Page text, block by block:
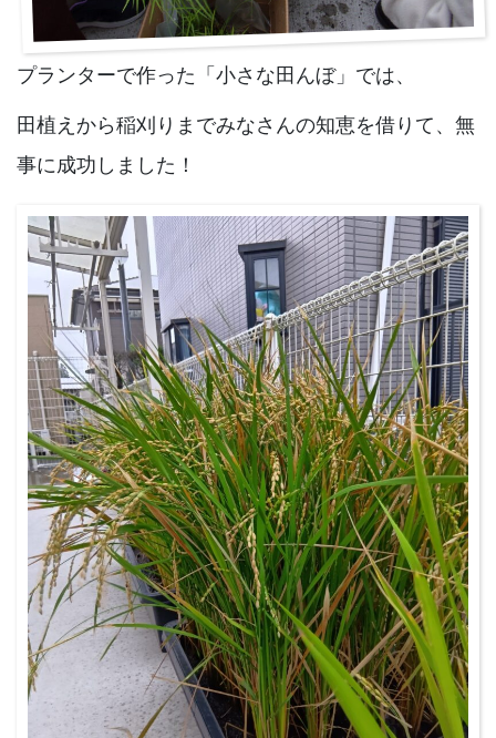
プランターで作った「小さな田んぼ」では、
田植えから稲刈りまでみなさんの知恵を借りて、無
事に成功しました！